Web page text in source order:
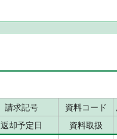
請求記号 資料コード
返却予定日
資料取扱